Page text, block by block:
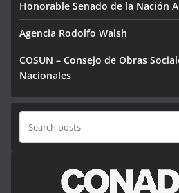
Honorable Senado de la Nación
Agencia Rodolfo Walsh
COSUN – Consejo de Obras
Nacionales